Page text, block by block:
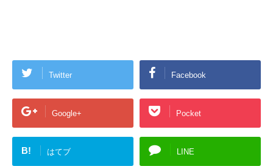
Twitter Facebook
Google+ Pocket
B! はてブ LINE